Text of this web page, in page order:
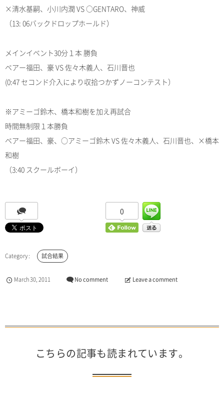
×清水基嗣、小川内潤 VS ○GENTARO、神威
（13: 06バックドロップホールド）
メインイベント30分１本 勝負
ベアー福田、豪 VS 佐々木義人、石川晋也
(0:47 セコンド介入により収拾つかずノーコンテスト）
※アミーゴ鈴木、橋本和樹を加え再試合
時間無制限１本勝負
ベアー福田、豪、○アミーゴ鈴木 VS 佐々木義人、石川晋也、×橋本
和樹
（3:40 スクールボーイ）
0
試合結果
March30,2011 No comment Leave a comment
こちらの記事も読まれています。